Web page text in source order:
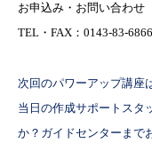
お申込み・お問い合わ
TEL ・ FAX ： 0143-83-6866
次回のパワーアップ講座
当日の作成サポートスタ
か？ガイドセンターまで